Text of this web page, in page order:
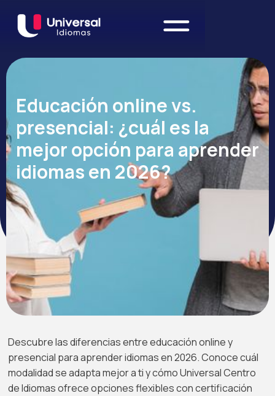
Educación online vs.
presencial: ¿cuál es la
mejor opción para aprender
idiomas en 2026?
Descubre las diferencias entre educación online y
presencial para aprender idiomas en 2026. Conoce cuál
modalidad se adapta mejor a ti y cómo Universal Centro
de Idiomas ofrece opciones flexibles con certificación